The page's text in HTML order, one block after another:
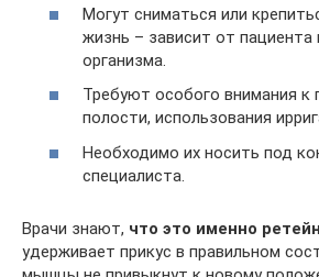
Могут сниматься или
жизнь – зависит от пациента
организма.
Требуют особого внимания к
полости, использования
Необходимо их носить под
специалиста.
Врачи знают, что это именно
удерживает прикус в правильном